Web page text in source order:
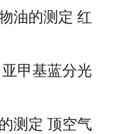
油的测定 红
甲基蓝分光
测定 顶空气